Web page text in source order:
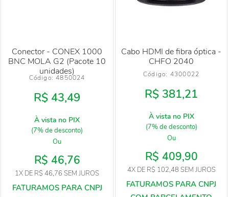
Conector - CONEX 1000
BNC MOLA G2 (Pacote 10
unidades)
Código: 4850024
R$ 43,49
À vista no PIX
(7% de desconto)
Ou
R$ 46,76
1X DE R$ 46,76 SEM JUROS
Cabo HDMI de fibra óptica -
CHFO 2040
Código: 4300022
R$ 381,21
À vista no PIX
(7% de desconto)
Ou
R$ 409,90
4XDE R$ 102,48 SEM JUROS